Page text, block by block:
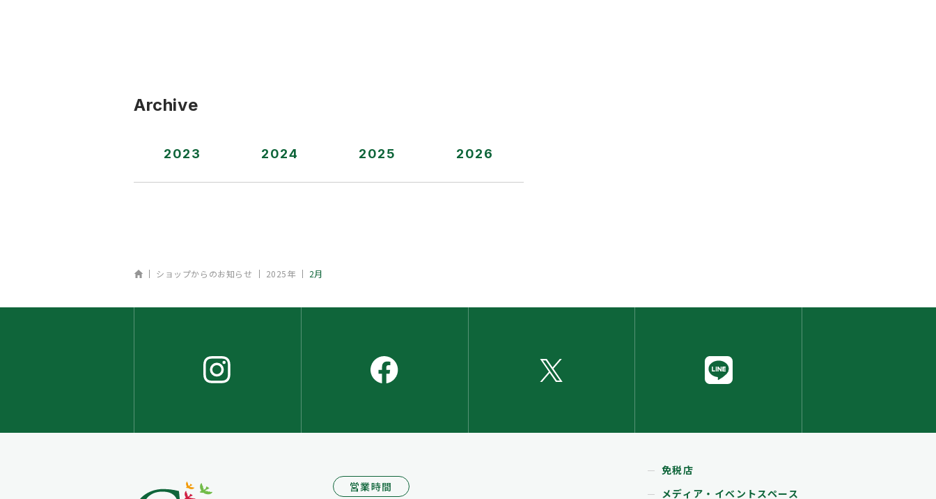
Archive
2023 2024 2025 2026
ホーム
ショップからのお知らせ 2025年 2月
免税店
メディア・イベントスペース
営業時間